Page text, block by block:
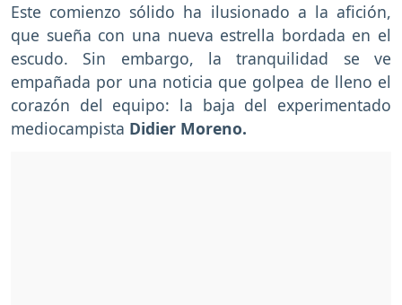
Este comienzo sólido ha ilusionado a la afición,
que sueña con una nueva estrella bordada en el
escudo. Sin embargo, la tranquilidad se ve
empañada por una noticia que golpea de lleno el
corazón del equipo: la baja del experimentado
mediocampista Didier Moreno.